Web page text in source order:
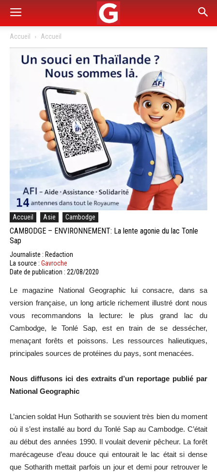
Accueil Accueil
Accueil Asie Cambodge
CAMBODGE – ENVIRONNEMENT: La lente agonie du lac Tonle
Sap
Journaliste : Redaction
La source : Gavroche
Date de publication : 22/08/2020
Le magazine National Geographic lui consacre, dans sa
version française, un long article richement illustré dont nous
vous recommandons la lecture: le plus grand lac du
Cambodge, le Tonlé Sap, est en train de se dessécher,
menaçant forêts et poissons. Les ressources halieutiques,
principales sources de protéines du pays, sont menacées.
Nous diffusons ici des extraits d’un reportage publié par
National Geographic
L’ancien soldat Hun Sotharith se souvient très bien du moment
où il s’est installé au bord du Tonlé Sap au Cambodge. C’était
au début des années 1990. Il voulait devenir pêcheur. La forêt
marécageuse d’eau douce qui entourait le lac était si dense
que Sotharith mettait parfois un jour et demi pour retrouver le